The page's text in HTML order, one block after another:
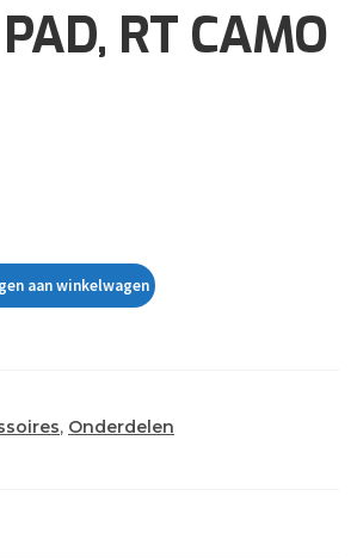
RT CAMO
aan winkelwagen
, Onderdelen